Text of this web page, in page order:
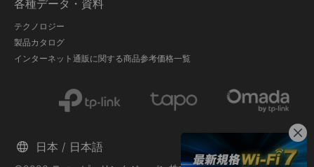
各種データ・資料
テクノロジー
製品カタログ
インターネット通販に関する商品参考価格一覧
日本 / 日本語